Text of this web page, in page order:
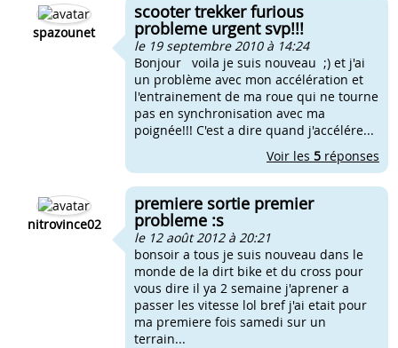
spazounet
scooter trekker furious
probleme urgent svp!!!
le 19 septembre 2010 à 14:24
Bonjour voila je suis nouveau ;) et j'ai
un problème avec mon accélération et
l'entrainement de ma roue qui ne tourne
pas en synchronisation avec ma
poignée!!! C'est a dire quand j'accélére...
Voir les 5 réponses
nitrovince02
premiere sortie premier
probleme :s
le 12 août 2012 à 20:21
bonsoir a tous je suis nouveau dans le
monde de la dirt bike et du cross pour
vous dire il ya 2 semaine j'aprener a
passer les vitesse lol bref j'ai etait pour
ma premiere fois samedi sur un
terrain...